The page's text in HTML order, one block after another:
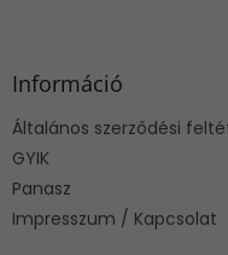
Információ
Általános szerződési
GYIK
Panasz
Impresszum / Kapcsolat